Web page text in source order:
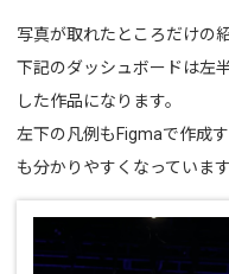
写真が取れたところだけの
下記のダッシュボードは左
した作品になります。
左下の凡例もFigmaで作成
も分かりやすくなっています